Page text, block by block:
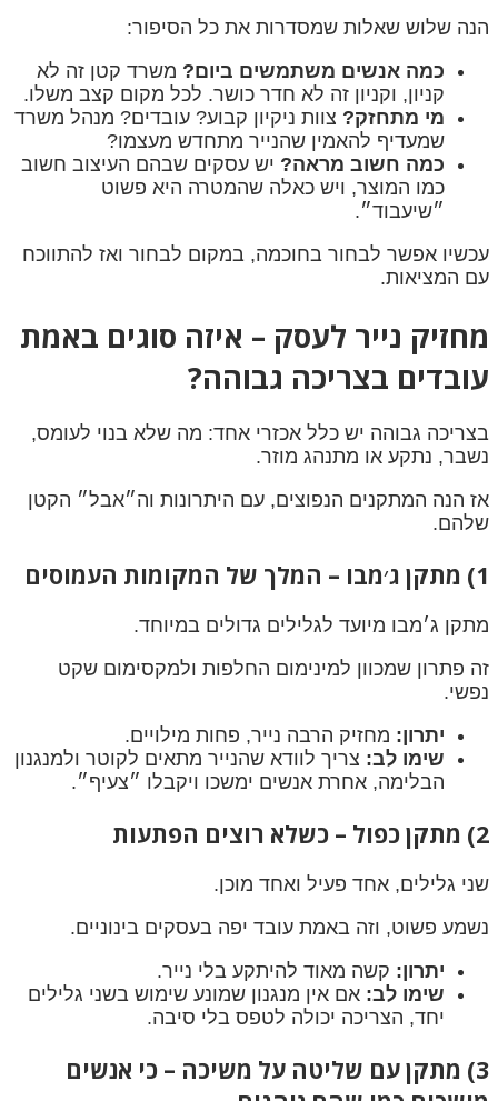
הנה שלוש שאלות שמסדרות את כל הסיפור:
כמה אנשים משתמשים ביום? משרד קטן זה לא
קניון, וקניון זה לא חדר כושר. לכל מקום קצב משלו.
מי מתחזק? צוות ניקיון קבוע? עובדים? מנהל משרד
שמעדיף להאמין שהנייר מתחדש מעצמו?
כמה חשוב מראה? יש עסקים שבהם העיצוב חשוב
כמו המוצר, ויש כאלה שהמטרה היא פשוט
״שיעבוד״.
עכשיו אפשר לבחור בחוכמה, במקום לבחור ואז להתווכח
עם המציאות.
מחזיק נייר לעסק – איזה סוגים באמת
עובדים בצריכה גבוהה?
בצריכה גבוהה יש כלל אכזרי אחד: מה שלא בנוי לעומס,
נשבר, נתקע או מתנהג מוזר.
אז הנה המתקנים הנפוצים, עם היתרונות וה״אבל״ הקטן
שלהם.
1) מתקן ג׳מבו – המלך של המקומות העמוסים
מתקן ג׳מבו מיועד לגלילים גדולים במיוחד.
זה פתרון שמכוון למינימום החלפות ולמקסימום שקט
נפשי.
יתרון: מחזיק הרבה נייר, פחות מילויים.
שימו לב: צריך לוודא שהנייר מתאים לקוטר ולמנגנון
הבלימה, אחרת אנשים ימשכו ויקבלו ״צעיף״.
2) מתקן כפול – כשלא רוצים הפתעות
שני גלילים, אחד פעיל ואחד מוכן.
נשמע פשוט, וזה באמת עובד יפה בעסקים בינוניים.
יתרון: קשה מאוד להיתקע בלי נייר.
שימו לב: אם אין מנגנון שמונע שימוש בשני גלילים
יחד, הצריכה יכולה לטפס בלי סיבה.
3) מתקן עם שליטה על משיכה – כי אנשים